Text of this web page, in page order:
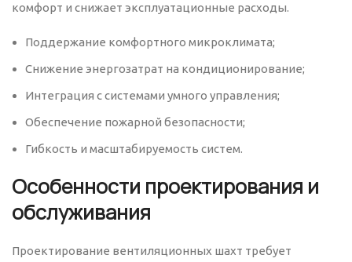
комфорт и снижает эксплуатационные расходы.
Поддержание комфортного микроклимата;
Снижение энергозатрат на кондиционирование;
Интеграция с системами умного управления;
Обеспечение пожарной безопасности;
Гибкость и масштабируемость систем.
Особенности проектирования и
обслуживания
Проектирование вентиляционных шахт требует